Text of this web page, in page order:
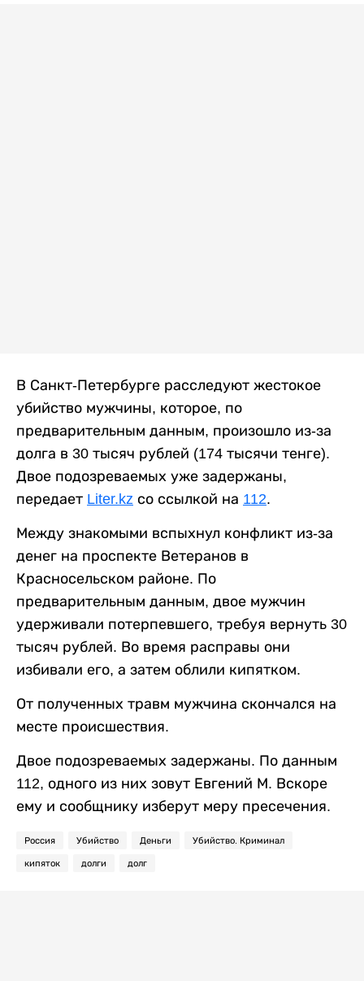
В Санкт-Петербурге расследуют жестокое
убийство мужчины, которое, по
предварительным данным, произошло из-за
долга в 30 тысяч рублей (174 тысячи тенге).
Двое подозреваемых уже задержаны,
передает Liter.kz со ссылкой на 112.
Между знакомыми вспыхнул конфликт из-за
денег на проспекте Ветеранов в
Красносельском районе. По
предварительным данным, двое мужчин
удерживали потерпевшего, требуя вернуть 30
тысяч рублей. Во время расправы они
избивали его, а затем облили кипятком.
От полученных травм мужчина скончался на
месте происшествия.
Двое подозреваемых задержаны. По данным
112, одного из них зовут Евгений М. Вскоре
ему и сообщнику изберут меру пресечения.
Россия Убийство Деньги Убийство. Криминал
кипяток долги долг